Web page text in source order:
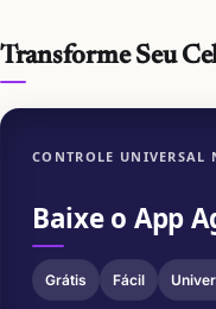
Transforme Seu
CONTROLE UNIVERSAL
Baixe o App
Grátis Fácil